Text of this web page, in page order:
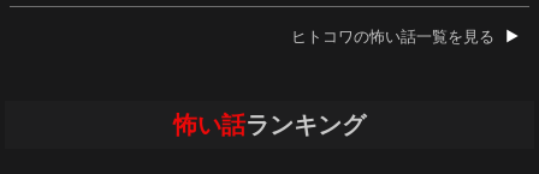
ヒトコワの怖い話一覧を見る
怖い話ランキング